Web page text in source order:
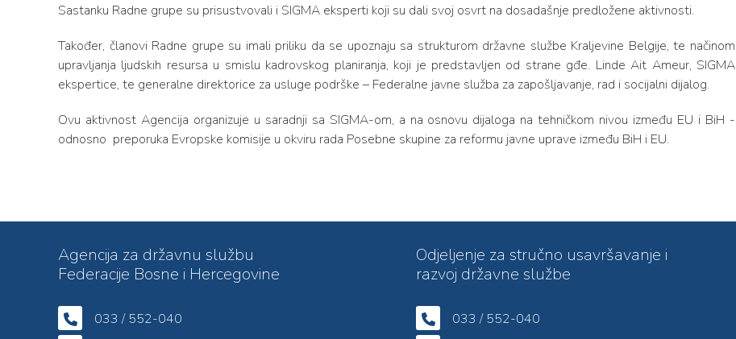
Sastanku Radne grupe su prisustvovali i SIGMA eksperti koji su dali svoj osvrt na dosadašnje predložene aktivnosti.
Također, članovi Radne grupe su imali priliku da se upoznaju sa strukturom državne službe Kraljevine Belgije, te načinom
upravljanja ljudskih resursa u smislu kadrovskog planiranja, koji je predstavljen od strane gđe. Linde Ait Ameur, SIGMA
ekspertice, te generalne direktorice za usluge podrške – Federalne javne služba za zapošljavanje, rad i socijalni dijalog.
Ovu aktivnost Agencija organizuje u saradnji sa SIGMA-om, a na osnovu dijaloga na tehničkom nivou između EU i BiH -
odnosno preporuka Evropske komisije u okviru rada Posebne skupine za reformu javne uprave između BiH i EU.
Agencija za državnu službu
Federacije Bosne i Hercegovine
033 / 552-040
Odjeljenje za stručno usavršavanje i
razvoj državne službe
033 / 552-040